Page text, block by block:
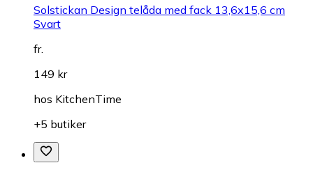
Solstickan Design telåda med fack 13,6x15,6 cm
Svart
fr.
149 kr
hos KitchenTime
+5 butiker